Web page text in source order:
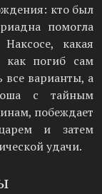
кто был
помогла
какая
как погиб сам
все варианты, а
с тайным
побеждает
и затем
удачи.